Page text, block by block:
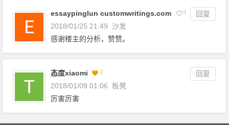
essaypinglun customwritings.com 0
回复
2018/01/25 21:49
沙发
感谢楼主的分析，赞赞。
态度xiaomi 2
回复
2018/01/09 01:06 板凳
厉害厉害